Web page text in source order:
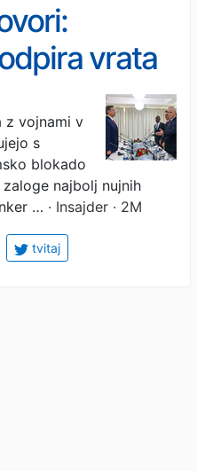
vrata
z vojnami v
s
blokado
najbolj nujnih
… · Insajder · 2M
tvitaj